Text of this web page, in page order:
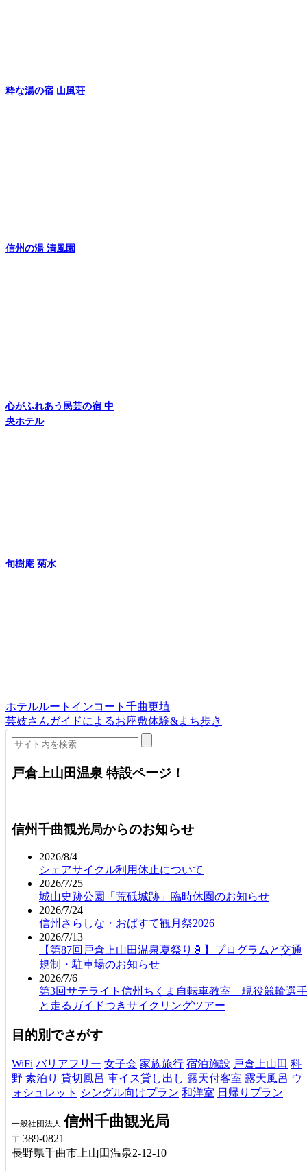
粋な湯の宿 山風荘
信州の湯 清風園
心がふれあう民芸の宿 中
央ホテル
旬樹庵 菊水
ホテルルートインコート千曲更埴
芸妓さんガイドによるお座敷体験&まち歩き
戸倉上山田温泉 特設ページ！
信州千曲観光局からのお知らせ
2026/8/4
シェアサイクル利用休止について
2026/7/25
城山史跡公園「荒砥城跡」臨時休園のお知らせ
2026/7/24
信州さらしな・おばすて観月祭2026
2026/7/13
【第87回戸倉上山田温泉夏祭り🏮】プログラムと交通
規制・駐車場のお知らせ
2026/7/6
第3回サテライト信州ちくま自転車教室 現役競輪選手
と走るガイドつきサイクリングツアー
目的別でさがす
WiFi バリアフリー 女子会 家族旅行 宿泊施設 戸倉上山田 科
野 素泊り 貸切風呂 車イス貸し出し 露天付客室 露天風呂 ウ
ォシュレット シングル向けプラン 和洋室 日帰りプラン
一般社団法人 信州千曲観光局
〒389-0821
長野県千曲市上山田温泉2-12-10